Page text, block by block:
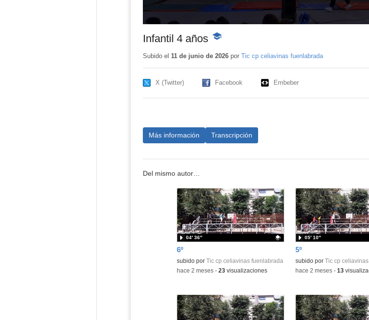
Infantil 4 años -
educativo
Subido el 11 de junio de 2026por Tic cp celiavinas fuenlabrada
X (Twitter) Facebook Embeber
Más información Transcripción
Del mismo autor…
6º
Contenido educativo.
subido por Tic cp celiavinas fuenlabrada
04′ 36″
-hace 2 meses- 23visualizaciones
5º
Contenido educativo.
subido por Tic cp
05′ 10″
-hace 2 meses- 13